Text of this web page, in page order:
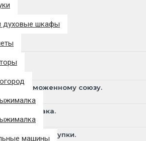
духовые шкафы
машины
Таможенному союзу.
обмена брака.
за покупки.